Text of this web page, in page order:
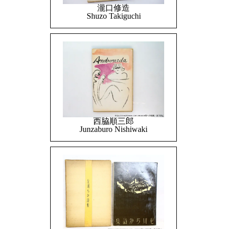
瀧口修造
Shuzo Takiguchi
西脇順三郎
Junzaburo Nishiwaki